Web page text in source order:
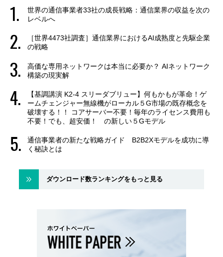
世界の通信事業者33社の成長戦略：通信業界の収益を次の
レベルへ
［世界4473社調査］通信業界におけるAI成熟度と先駆企業
の戦略
高価な専用ネットワークは本当に必要か？ AIネットワーク
構築の現実解
【基調講演 K2-4 スリーダブリュー】何もかもが革命！ゲ
ームチェンジャー無線機がローカル５G市場の既存概念を
破壊する！！ コアサーバー不要！毎年のライセンス費用も
不要！でも、超安価！ の新しい５Gモデル
通信事業者の新たな戦略ガイド B2B2Xモデルを成功に導
く秘訣とは
ダウンロード数ランキングをもっと見る